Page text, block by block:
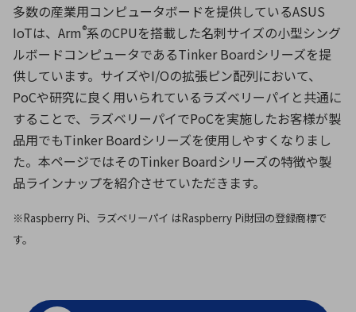
データセンタ・クラウド
ミリ波レーダー
ブログ｜ここから始まる最新技術
接着・接合
製品製造・加工
レーダ・衛星通信
照射
レーザー・光学部品 組込コンピュータ
特定用途向け・その他 サービス
医療機器
I
J K
L
M
N O
P
Q
R S
T
U
V W
X
多数の産業用コンピュータボードを提供しているASUS
IoTは、Arm®系のCPUを搭載した名刺サイズの小型シング
ルボードコンピュータであるTinker Boardシリーズを提
供しています。サイズやI/Oの拡張ピン配列において、
PoCや研究に良く用いられているラズベリーパイと共通に
することで、ラズベリーパイでPoCを実施したお客様が製
品用でもTinker Boardシリーズを使用しやすくなりまし
た。本ページではそのTinker Boardシリーズの特徴や製
品ラインナップを紹介させていただきます。
※Raspberry Pi、ラズベリーパイ はRaspberry Pi財団の登録商標で
す。